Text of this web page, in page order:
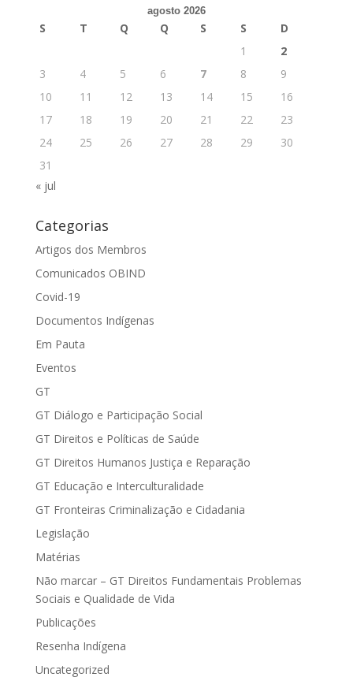
agosto 2026
S T Q Q S S
D
1
2
3
4 5 6 7 8
9
10
11 12 13 14 15
16
17
18 19 20 21 22
23
24
25 26 27 28 29
30
31
« jul
Categorias
Artigos dos Membros
Comunicados OBIND
Covid-19
Documentos Indígenas
Em Pauta
Eventos
GT
GT Diálogo e Participação Social
GT Direitos e Políticas de Saúde
GT Direitos Humanos Justiça e Reparação
GT Educação e Interculturalidade
GT Fronteiras Criminalização e Cidadania
Legislação
Matérias
Não marcar – GT Direitos Fundamentais Problemas
Sociais e Qualidade de Vida
Publicações
Resenha Indígena
Uncategorized